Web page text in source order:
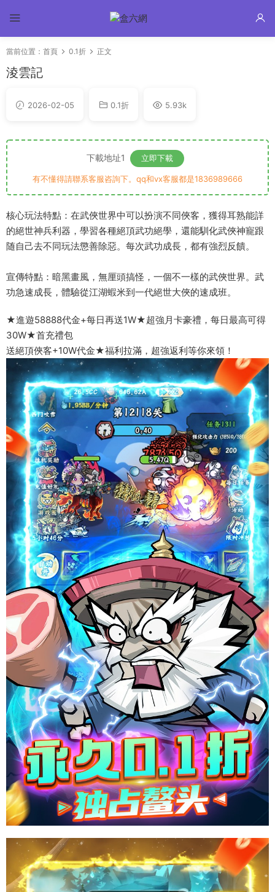
當前位置： 首頁 0.1折 正文
淩雲記
2026-02-05 0.1折 5.93k
下載地址1 立即下載
有不懂得請聯系客服咨詢下。qq和vx客服都是1836989666
核心玩法特點：在武俠世界中可以扮演不同俠客，獲得耳熟能詳
的絕世神兵利器，學習各種絕頂武功絕學，還能馴化武俠神寵跟
随自己去不同玩法懲善除惡。每次武功成長，都有強烈反饋。
宣傳特點：暗黑畫風，無厘頭搞怪，一個不一樣的武俠世界。武
功急速成長，體驗從江湖蝦米到一代絕世大俠的速成班。
★進遊58888代金+每日再送1W★超強月卡豪禮，每日最高可得
30W★首充禮包
送絕頂俠客+10W代金★福利拉滿，超強返利等你來領！